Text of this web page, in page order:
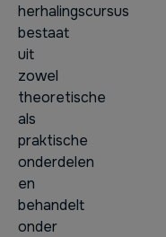
herhalingscursus
bestaat
uit
zowel
theoretische
als
praktische
onderdelen
en
behandelt
onder